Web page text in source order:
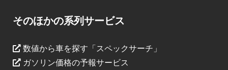
そのほかの系列サービス
数値から車を探す「スペックサーチ」
ガソリン価格の予報サービス